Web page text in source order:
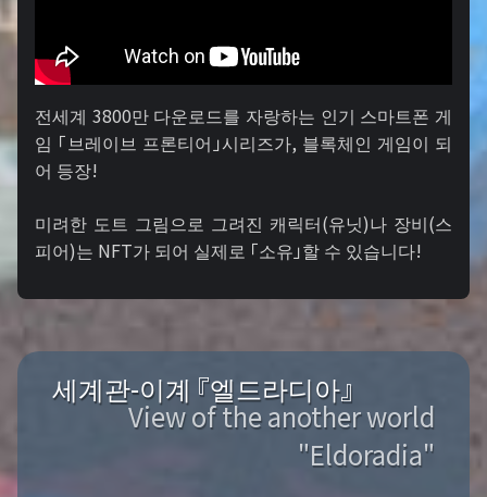
전세계 3800만 다운로드를 자랑하는 인기 스마트폰 게
임 「브레이브 프론티어」시리즈가, 블록체인 게임이 되
어 등장!
미려한 도트 그림으로 그려진 캐릭터(유닛)나 장비(스
피어)는 NFT가 되어 실제로 「소유」할 수 있습니다!
세계관-이계 『엘드라디아』
View of the another world
"Eldoradia"